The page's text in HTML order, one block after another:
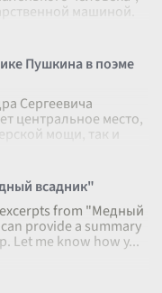
машиной.
Пушкина в поэме
Сергеевича
центральное место,
мощи, так и
всадник"
from "Медный
provide a summary
Let me know how y...